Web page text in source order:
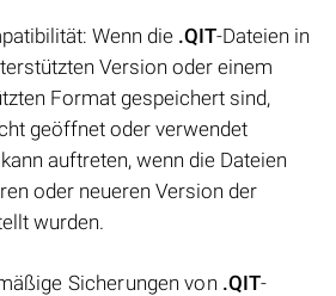
Wenn die .QIT-Dateien in
Version oder einem
Format gespeichert sind,
geöffnet oder verwendet
auftreten, wenn die Dateien
oder neueren Version der
wurden.
Sicherungen von .QIT-